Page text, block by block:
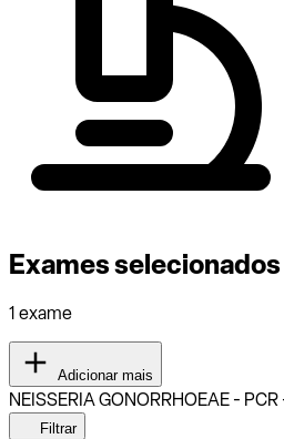
Exames selecionados
1 exame
Adicionar mais
NEISSERIA GONORRHOEAE -
Filtrar